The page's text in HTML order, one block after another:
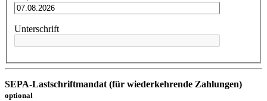
Unterschrift
SEPA-Lastschriftmandat (für wiederkehrende Zahlungen)
optional